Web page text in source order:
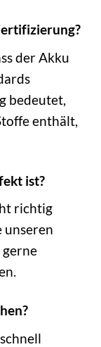
der Akku
bedeutet,
enthält,
ist?
richtig